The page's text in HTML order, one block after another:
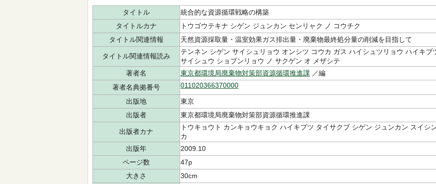
タイトル
統合的な資源循環戦略の構築
タイトルカナ
トウゴウテキナ シゲン ジュンカン センリャク ノ コウチク
タイトル関連情報
天然資源採取量・温室効果ガス排出量・廃棄物最終処分量の削減を目指して
タイトル関連情報読み
テンネン シゲン サイシュリョウ オンシツ コウカ ガス ハイシュツリョウ ハイキブ
サイシュウ ショブンリョウ ノ サクゲン オ メザシテ
著者名
東京都環境局廃棄物対策部資源循環推進課 ／編
著者名典拠番号
011020366370000
出版地
東京
出版者
東京都環境局廃棄物対策部資源循環推進課
出版者カナ
トウキョウト カンキョウキョク ハイキブツ タイサクブ シゲン ジュンカン スイシ
カ
出版年
2009.10
ページ数
47p
大きさ
30cm